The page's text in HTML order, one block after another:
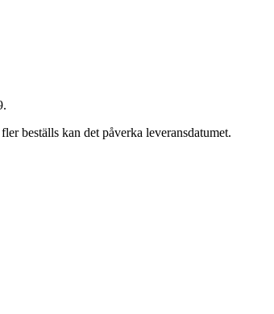
.
beställs kan det påverka leveransdatumet.